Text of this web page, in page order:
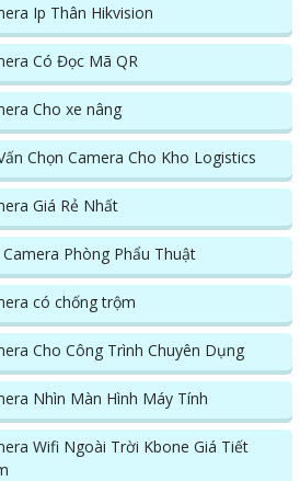
Ip Thân Hikvision
Có Đọc Mã QR
Cho xe nâng
Chọn Camera Cho Kho Logistics
Giá Rẻ Nhất
Camera Phòng Phẩu Thuật
có chống trộm
Cho Công Trình Chuyên Dụng
Nhìn Màn Hình Máy Tính
Wifi Ngoài Trời Kbone Giá Tiết